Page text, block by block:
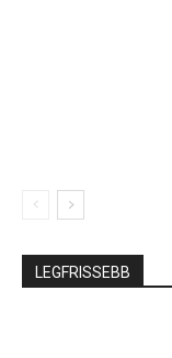
LEGFRISSEBB